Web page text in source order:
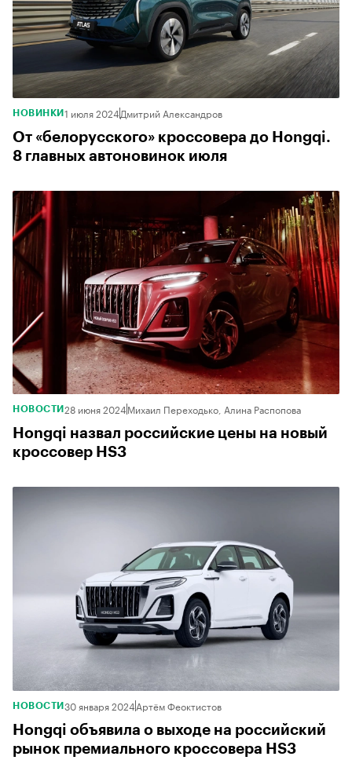
НОВИНКИ 1 июля 2024Дмитрий Александров
От «белорусского» кроссовера до Hongqi.
8 главных автоновинок июля
НОВОСТИ 28 июня 2024Михаил Переходько, Алина Распопова
Hongqi назвал российские цены на новый
кроссовер HS3
НОВОСТИ 30 января 2024Артём Феоктистов
Hongqi объявила о выходе на российский
рынок премиального кроссовера HS3